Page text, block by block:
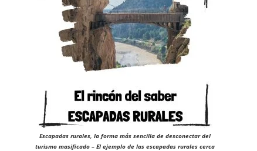
Escapadas rurales, la forma más sencilla de desconectar del
turismo masificado – El ejemplo de las escapadas rurales cerca